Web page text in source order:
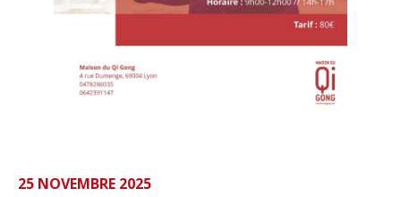
25 NOVEMBRE 2025